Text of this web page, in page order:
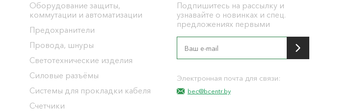
Оборудование защиты,
коммутации и автоматизации
Предохранители
Провода, шнуры
Светотехнические изделия
Силовые разъёмы
Системы для прокладки кабеля
Счетчики
Подпишитесь на рассылку и
узнавайте о новинках и спец.
предложениях первыми
Электронная почта для связи:
bec@bcentr.by